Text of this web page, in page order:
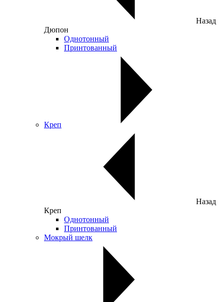
Назад
Дюпон
Однотонный
Принтованный
Креп
Назад
Креп
Однотонный
Принтованный
Мокрый шелк